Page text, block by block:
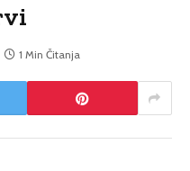
1 Min Čitanja